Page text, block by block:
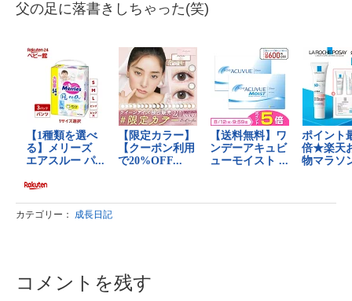
父の足に落書きしちゃった(笑)
カテゴリー： 成長日記
コメントを残す